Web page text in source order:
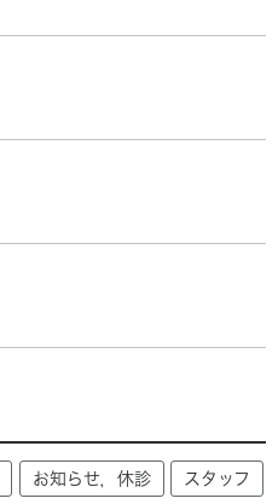
お知らせ，休診 スタッフ